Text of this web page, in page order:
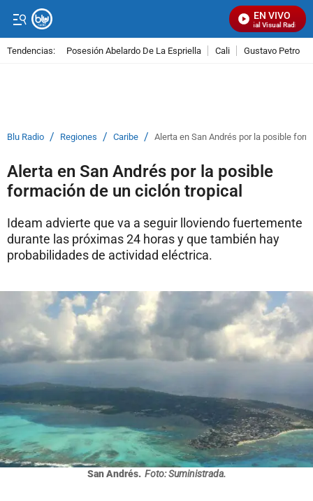
EN VIVO
Señal Visual Radio
Tendencias: Posesión Abelardo De La Espriella Cali Gustavo Petro
Blu Radio / Regiones / Caribe / Alerta en San Andrés por la posible
Alerta en San Andrés por la posible
formación de un ciclón tropical
Ideam advierte que va a seguir lloviendo fuertemente
durante las próximas 24 horas y que también hay
probabilidades de actividad eléctrica.
San Andrés. Foto: Suministrada.